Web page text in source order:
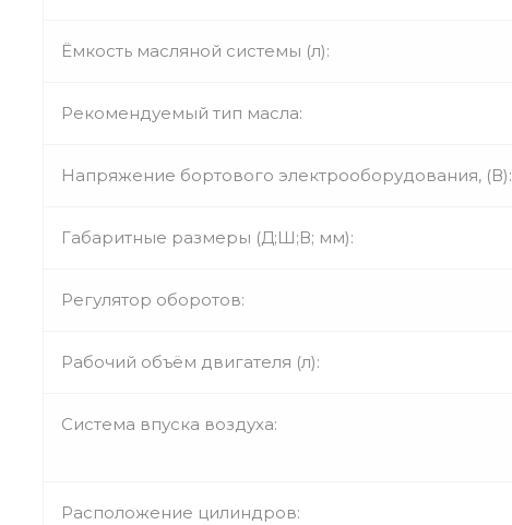
Ёмкость масляной системы (л):
Рекомендуемый тип масла:
Напряжение бортового электрооборудования, (В):
Габаритные размеры (Д;Ш;В; мм):
Регулятор оборотов:
Рабочий объём двигателя (л):
Система впуска воздуха:
Расположение цилиндров: